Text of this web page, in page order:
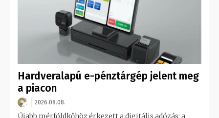
Hardveralapú e-pénztárgép jelent meg
a piacon
2026.08.08.
Újabb mérföldkőhöz érkezett a digitális adózás: a